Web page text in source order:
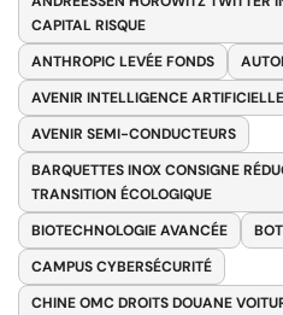
CAPITAL RISQUE
ANTHROPIC LEVÉE FONDS
AVENIR INTELLIGENCE ARTIFICIELLE
AVENIR SEMI-CONDUCTEURS
BARQUETTES INOX CONSIGNE
TRANSITION ÉCOLOGIQUE
BIOTECHNOLOGIE AVANCÉE
CAMPUS CYBERSÉCURITÉ
CHINE OMC DROITS DOUANE